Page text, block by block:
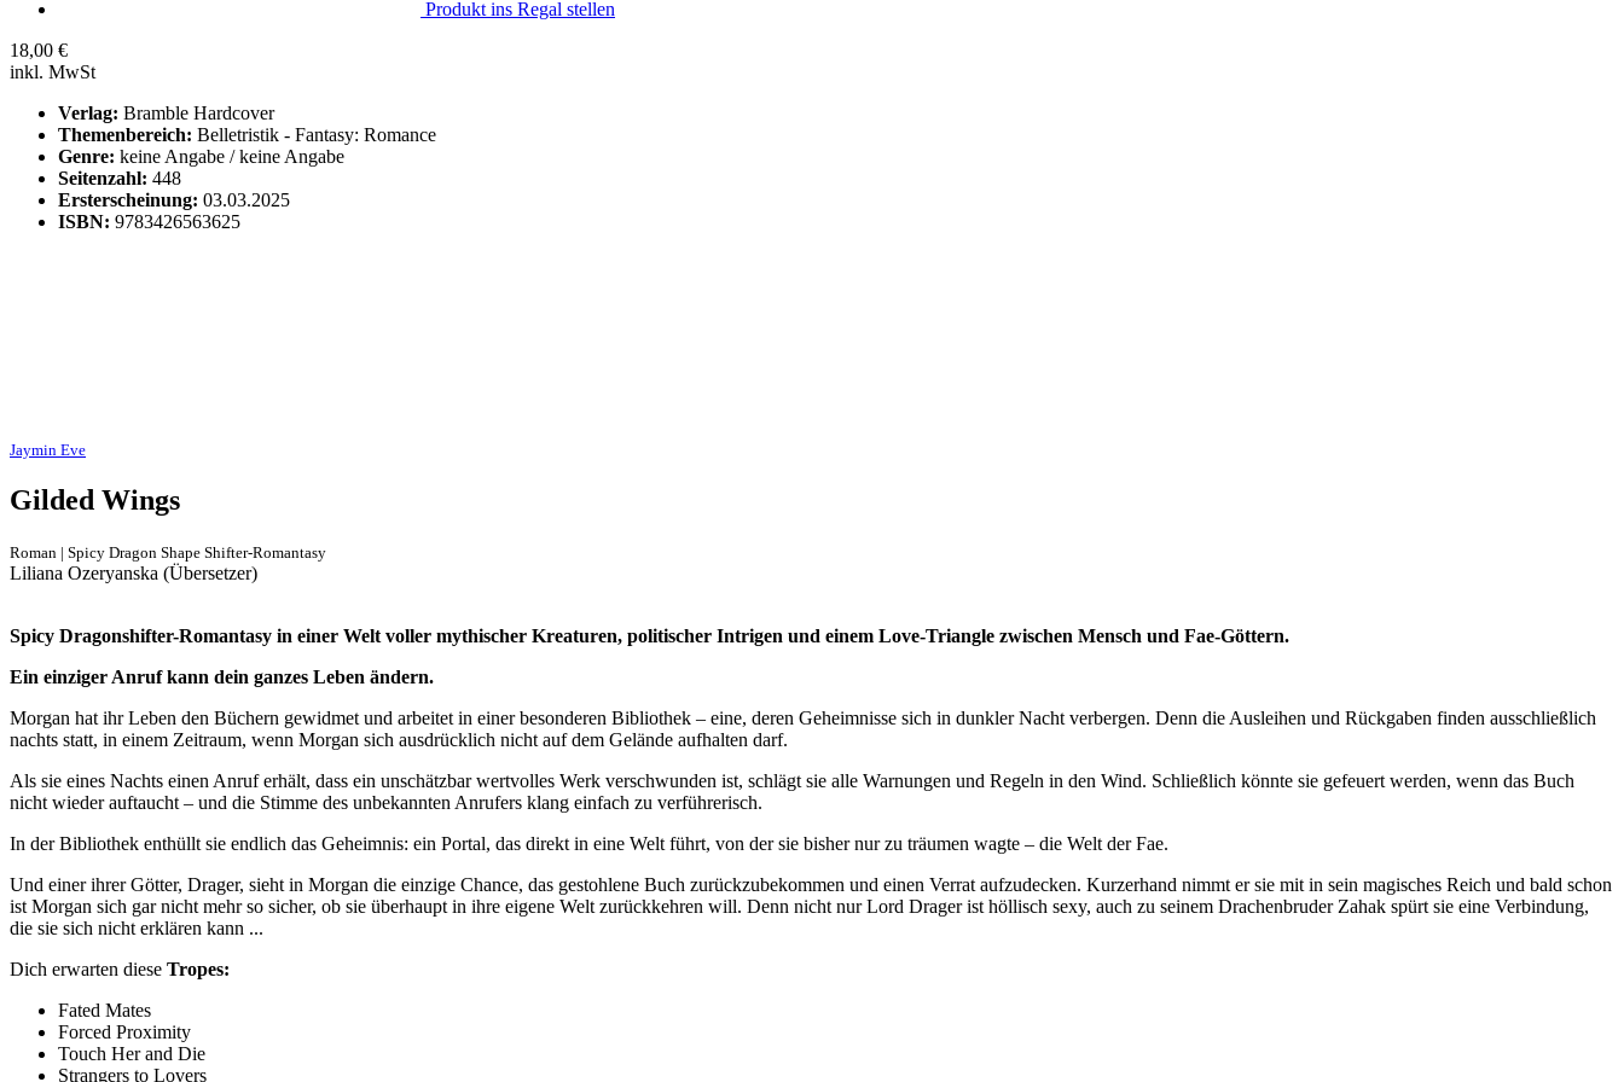
Produkt ins Regal stellen
18,00 €
inkl. MwSt
Verlag: Bramble Hardcover
Themenbereich: Belletristik - Fantasy: Romance
Genre: keine Angabe / keine Angabe
Seitenzahl: 448
Ersterscheinung: 03.03.2025
ISBN: 9783426563625
Jaymin Eve
Gilded Wings
Roman | Spicy Dragon Shape Shifter-Romantasy
Liliana Ozeryanska (Übersetzer)
Spicy Dragonshifter-Romantasy in einer Welt voller mythischer Kreaturen, politischer Intrigen und einem Love-Triangle zwischen Mensch und Fae-Göttern.
Ein einziger Anruf kann dein ganzes Leben ändern.
Morgan hat ihr Leben den Büchern gewidmet und arbeitet in einer besonderen Bibliothek – eine, deren Geheimnisse sich in dunkler Nacht verbergen. Denn die Ausleihen und Rückgaben finden ausschließlich
nachts statt, in einem Zeitraum, wenn Morgan sich ausdrücklich nicht auf dem Gelände aufhalten darf.
Als sie eines Nachts einen Anruf erhält, dass ein unschätzbar wertvolles Werk verschwunden ist, schlägt sie alle Warnungen und Regeln in den Wind. Schließlich könnte sie gefeuert werden, wenn das Buch
nicht wieder auftaucht – und die Stimme des unbekannten Anrufers klang einfach zu verführerisch.
In der Bibliothek enthüllt sie endlich das Geheimnis: ein Portal, das direkt in eine Welt führt, von der sie bisher nur zu träumen wagte – die Welt der Fae.
Und einer ihrer Götter, Drager, sieht in Morgan die einzige Chance, das gestohlene Buch zurückzubekommen und einen Verrat aufzudecken. Kurzerhand nimmt er sie mit in sein magisches Reich und bald schon
ist Morgan sich gar nicht mehr so sicher, ob sie überhaupt in ihre eigene Welt zurückkehren will. Denn nicht nur Lord Drager ist höllisch sexy, auch zu seinem Drachenbruder Zahak spürt sie eine Verbindung,
die sie sich nicht erklären kann ...
Dich erwarten diese Tropes:
Fated Mates
Forced Proximity
Touch Her and Die
Strangers to Lovers